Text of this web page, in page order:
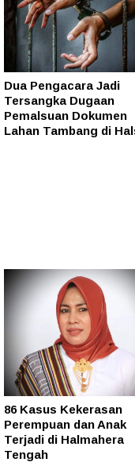
Dua Pengacara Jadi
Tersangka Dugaan
Pemalsuan Dokumen
Lahan Tambang di
86 Kasus Kekerasan
Perempuan dan Anak
Terjadi di Halmahera
Tengah